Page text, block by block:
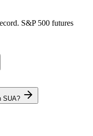
S&P 500 futures
SUA?